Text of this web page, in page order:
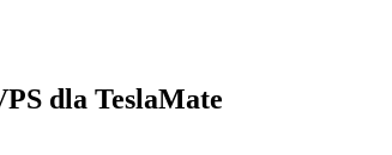
dla TeslaMate